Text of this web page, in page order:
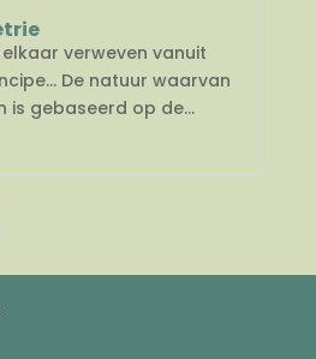
verweven vanuit
De natuur waarvan
is gebaseerd op de...